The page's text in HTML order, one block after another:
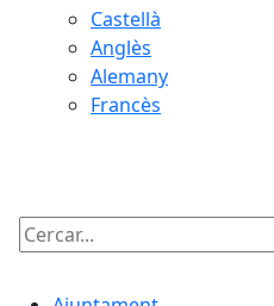
Castellà
Anglès
Alemany
Francès
Cercar: